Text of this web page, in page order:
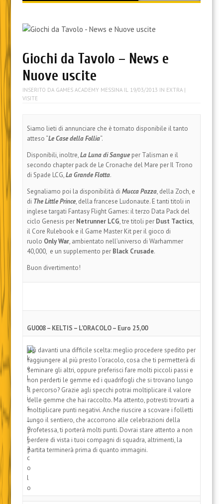
content
Giochi da Tavolo – News e
Nuove uscite
INSERITO DA GAMES ACADEMY MESSINAIL 19/03/2013 IN EXTRA|
VISITE
Siamo lieti di annunciare che è tornato disponibile il tanto
atteso “Le Case della Follia“.
Disponibili, inoltre,La Luna di Sangueper Talisman e il
secondo chapter pack de Le Cronache del Mare per Il Trono
di Spade LCG,La Grande Flotta.
Segnaliamo poi la disponibilità di Mucca Pazza, della Zoch, e
di The Little Prince, della francese Ludonaute. E tanti titoli in
inglese targati Fantasy Flight Games: il terzo Data Pack del
ciclo Genesis per Netrunner LCG, tre titoli per Dust Tactics,
il Core Rulebook e il Game Master Kit per il gioco di
ruolo Only War, ambientato nell’universo di Warhammer
40,000, e un supplemento per Black Crusade.
Buon divertimento!
GU008 – KELTIS – L’ORACOLO – Euro 25,00
Hai davanti una difficile scelta: meglio procedere spedito per
raggiungere al più presto l’oracolo, cosa che ti permetterà di
seminare gli altri, oppure preferisci fare molti piccoli passi e
non perderti le gemme ed i quadrifogli che si trovano lungo
il percorso? Grazie agli specchi potrai moltiplicare il valore
delle gemme che hai raccolto. Ma attento, potresti trovarti a
moltiplicare punti negativi. Anche riuscire a scovare i folletti
lungo il sentiero, che accorrono alle celebrazioni della
profetessa, ti porterà molti punti. Dovrai stare attento a non
perdere di vista i tuoi compagni di squadra, altrimenti, la
partita terminerà prima di quanto immagini.